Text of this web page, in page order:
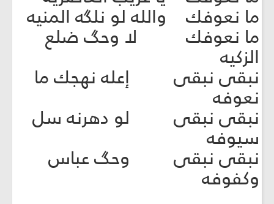
ما نعوفك والله لو نلگه المنيه
ما نعوفك لا وحگ ضلع
الزكيه
نبقى نبقى إعله نهجك ما
نعوفه
نبقى نبقى لو دهرنه سل
سيوفه
نبقى نبقى وحگ عباس
وكفوفه